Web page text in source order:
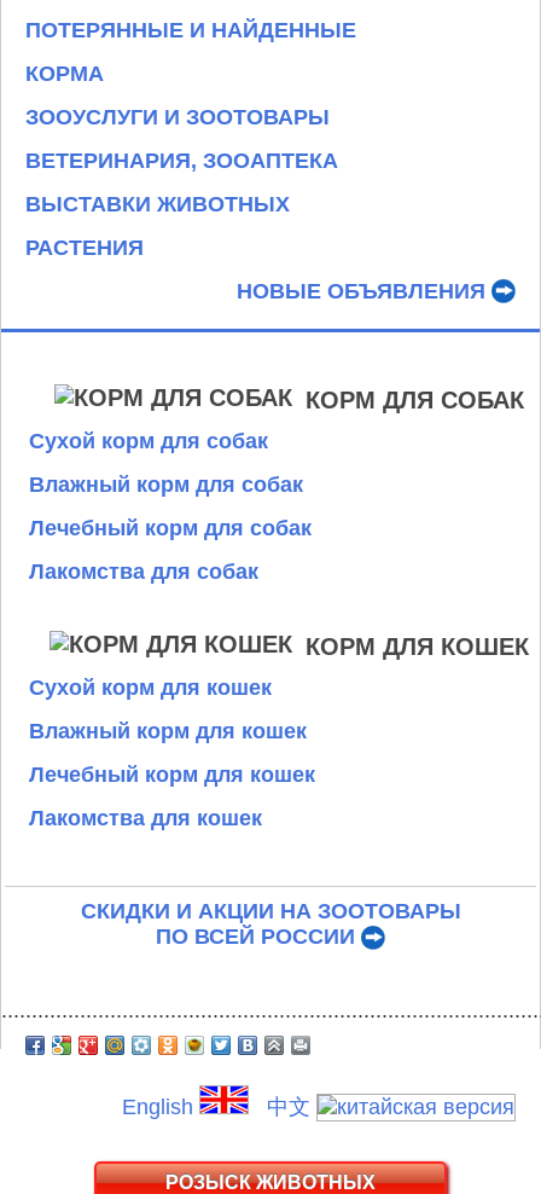
ПОТЕРЯННЫЕ И НАЙДЕННЫЕ
КОРМА
ЗООУСЛУГИ И ЗООТОВАРЫ
ВЕТЕРИНАРИЯ, ЗООАПТЕКА
ВЫСТАВКИ ЖИВОТНЫХ
РАСТЕНИЯ
НОВЫЕ ОБЪЯВЛЕНИЯ
КОРМ ДЛЯ СОБАК
Сухой корм для собак
Влажный корм для собак
Лечебный корм для собак
Лакомства для собак
КОРМ ДЛЯ КОШЕК
Сухой корм для кошек
Влажный корм для кошек
Лечебный корм для кошек
Лакомства для кошек
СКИДКИ И АКЦИИ НА ЗООТОВАРЫ
ПО ВСЕЙ РОССИИ
English 中文
РОЗЫСК ЖИВОТНЫХ